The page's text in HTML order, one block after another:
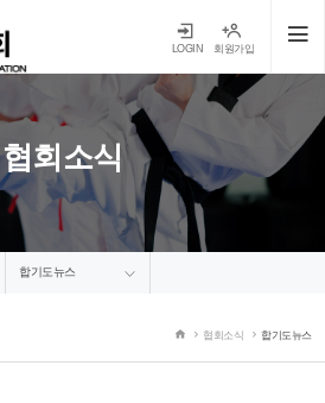
LOGIN 회원가입
협회소식
합기도뉴스
협회소식 합기도뉴스